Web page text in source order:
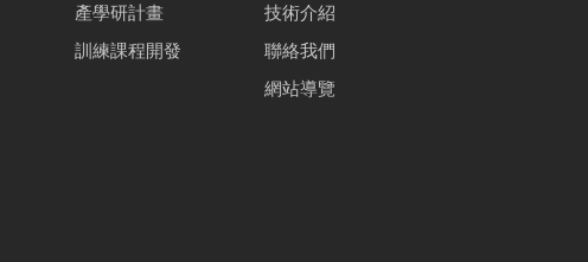
產學研計畫
訓練課程開發
技術介紹
聯絡我們
網站導覽